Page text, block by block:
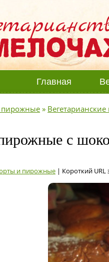
Главная
пирожные»
пирожные с
и пирожные | Короткий